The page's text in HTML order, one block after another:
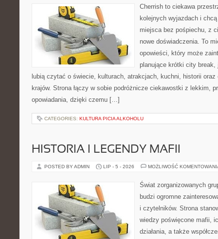
Cherrish to ciekawa
kolejnych wyjazdach i
miejsca bez pośpiechu, z
nowe doświadczenia. To
opowieści, który może
planujące krótki city
lubią czytać o świecie, kulturach, atrakcjach, kuchni, historii
krajów. Strona łączy w sobie podróżnicze ciekawostki z lekkim,
opowiadania, dzięki czemu […]
CATEGORIES: KULTURA PICIA ALKOHOLU
HISTORIA I LEGENDY MAFII
POSTED BY ADMIN LIP - 5 - 2026 MOŻLIWOŚĆ
Świat zorganizowanych
budzi ogromne
i czytelników. Strona
wiedzy poświęcone mafii,
działania, a także